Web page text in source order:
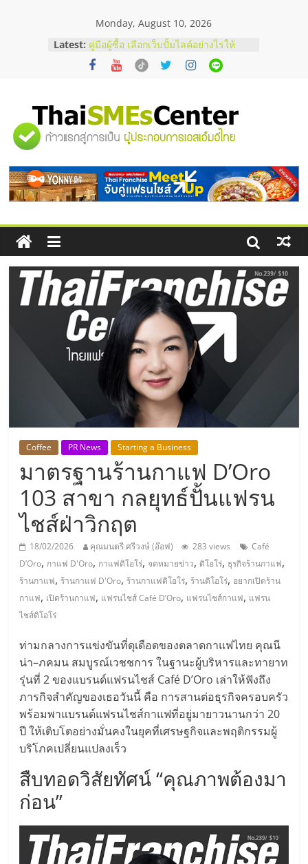
Monday, August 10, 2026
Latest:
สัมมนาออนไลน์ โอกาสบริหารสถานี
บริการน้ำมัน Shell
คู่มือผู้ซื้อ เลือกเว็บปั้มไลค์อย่างไรให้
วิเคราะห์ข้อดีและข้อควรพิจารณา
FAQ รวมคำถามยอดฮิตเกี่ยวกับการ
ปั้มฟอลติ๊กตอกที่เจ้าของธุรกิจควรรู้
อยากหาเงินทุน เพิ่มสภาพคล่องให้ธุรกิจ
"ศูนย์
รวม
ข้อมูล
ธุรกิจ
SME
ประเทศไทย,
ThaiSMEsCenter,
รวม
ธุรกิจ
เอ
ส
เอ็
มอี
ไทย,
SMEs,
แฟ
รน
ไชส์,
Coffee PR News Starting a Business
มาตรฐานร้านกาแฟ D’Oro
103 สาขา กลยุทธ์ปั้นแฟรน
ไชส์ฝ่าวิกฤต
18/02/2026 คุณมนตรี ศรีวงษ์ (อ๊อฟ) 283 views
Café
D’Oro, กาแฟ D'Oro, กาแฟดิโอโร่, จดหมายข่าว, ดิโอโร่, ธุรกิจร้านกาแฟ,
ร้านกาแฟ, ร้านกาแฟ D'Oro, ร้านกาแฟดิโอโร่, ร้านดิโอโร่, อยากเปิดร้าน
กาแฟ, เปิดร้านกาแฟ, แฟรนไชส์ Café D’Oro, แฟรนไชส์กาแฟ, แฟรน
ไชส์ดิโอโร่
ท่ามกลางการแข่งขันที่ดุเดือดของตลาดกาแฟไทย คุณนี
น่า–ภคมน สมบูรณ์เวชชการ ในฐานะผู้บริหารและทายาท
รุ่นที่ 2 ของแบรนด์แฟรนไชส์ Café D’Oro เล่าให้ฟังถึง
ภารกิจสำคัญของเธอวันนี้ คือ การสานต่อธุรกิจครอบครัว
พร้อมพาแบรนด์แฟรนไชส์กาแฟที่อยู่มายาวนานกว่า 20
ปี ให้เติบโตอย่างมั่นคงในยุคที่เศรษฐกิจและพฤติกรรมผู้
บริโภคเปลี่ยนแปลงเร็ว
สืบทอดวิสัยทัศน์ “คุณภาพต้องมา
ก่อน”